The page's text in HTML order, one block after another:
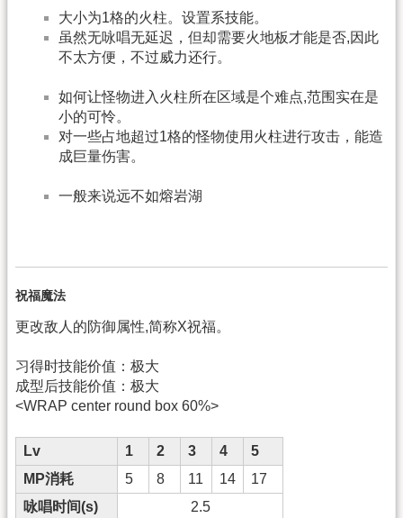
大小为1格的火柱。设置系技能。
虽然无咏唱无延迟，但却需要火地板才能是否,因此
不太方便，不过威力还行。
如何让怪物进入火柱所在区域是个难点,范围实在是
小的可怜。
对一些占地超过1格的怪物使用火柱进行攻击，能造
成巨量伤害。
一般来说远不如熔岩湖
祝福魔法
更改敌人的防御属性,简称X祝福。
习得时技能价值：极大
成型后技能价值：极大
<WRAP center round box 60%>
Lv 1 2 3 4
5
MP消耗
5 8 11 14
17
咏唱时间(s)
2.5